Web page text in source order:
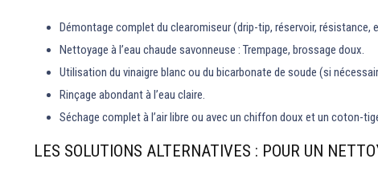
Démontage complet du clearomiseur (drip-tip, réservoir, résistance,
Nettoyage à l’eau chaude savonneuse : Trempage, brossage doux.
Utilisation du vinaigre blanc ou du bicarbonate de soude (si
Rinçage abondant à l’eau claire.
Séchage complet à l’air libre ou avec un chiffon doux et un coton-
LES SOLUTIONS ALTERNATIVES : POUR UN